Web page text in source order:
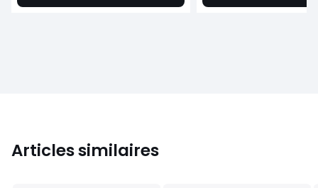
Articles similaires